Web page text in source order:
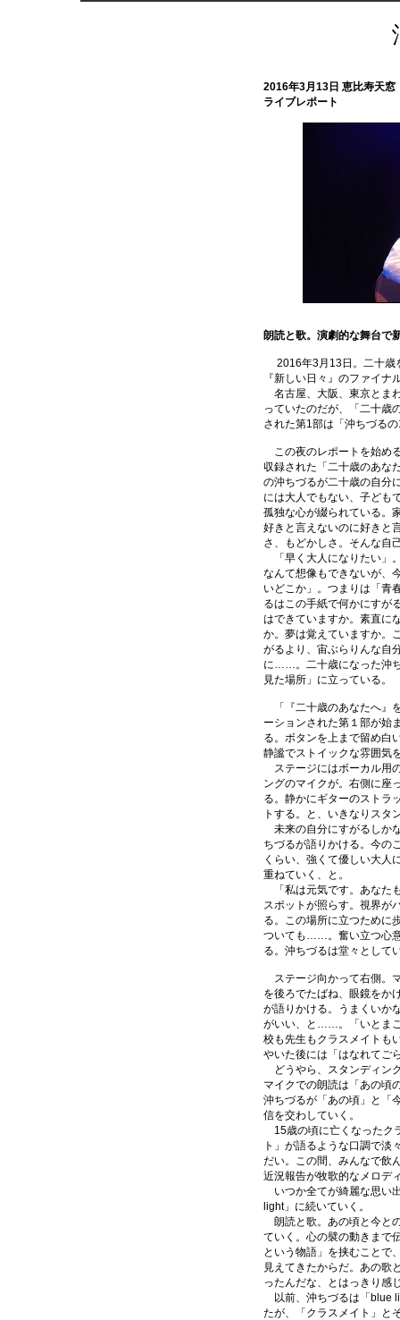
2016年3月13日 恵比寿天窓
ライブレポート
朗読と歌。演劇的な舞台で
2016年3月13日。二十歳
『新しい日々』のファイ
名古屋、大阪、東京とま
っていたのだが、「二十歳
された第1部は「沖ちづる
この夜のレポートを始め
収録された「二十歳のあな
の沖ちづるが二十歳の自分
には大人でもない、子ども
孤独な心が綴られている。
好きと言えないのに好きと
さ、もどかしさ。そんな自
「早く大人になりたい」
なんて想像もできないが、
いどこか」。つまりは「青
るはこの手紙で何かにすが
はできていますか。素直に
か。夢は覚えていますか。
がるより、宙ぶらりんな自
に……。二十歳になった沖
見た場所」に立っている。
「『二十歳のあなたへ』
ーションされた第１部が始
る。ボタンを上まで留め白
静謐でストイックな雰囲気
ステージにはボーカル用
ングのマイクが。右側に座
る。静かにギターのストラ
トする。と、いきなりスタ
未来の自分にすがるしか
ちづるが語りかける。今の
くらい、強くて優しい大人
重ねていく、と。
「私は元気です。あなた
スポットが照らす。視界が
る。この場所に立つために
ついても……。奮い立つ心
る。沖ちづるは堂々として
ステージ向かって右側。
を後ろでたばね、眼鏡をか
が語りかける。うまくいか
がいい、と……。「いとま
校も先生もクラスメイトも
やいた後には「はなれてご
どうやら、スタンディン
マイクでの朗読は「あの頃
沖ちづるが「あの頃」と「
信を交わしていく。
15歳の頃に亡くなったク
ト」が語るような口調で淡
だい。この間、みんなで
近況報告が牧歌的なメロデ
いつか全てが綺麗な思い
light」に続いていく。
朗読と歌。あの頃と今と
ていく。心の襞の動きまで
という物語」を挟むことで
見えてきたからだ。あの歌
ったんだな、とはっきり感
以前、沖ちづるは「blue
たが、「クラスメイト」と